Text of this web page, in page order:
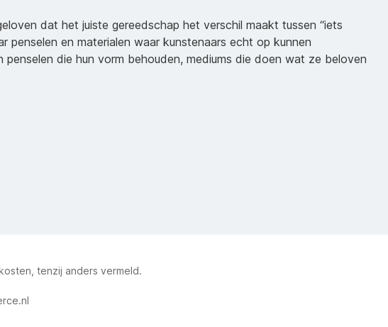
dat het juiste gereedschap het verschil maakt tussen “iets
penselen en materialen waar kunstenaars echt op kunnen
die hun vorm behouden, mediums die doen wat ze beloven
tenzij anders vermeld.